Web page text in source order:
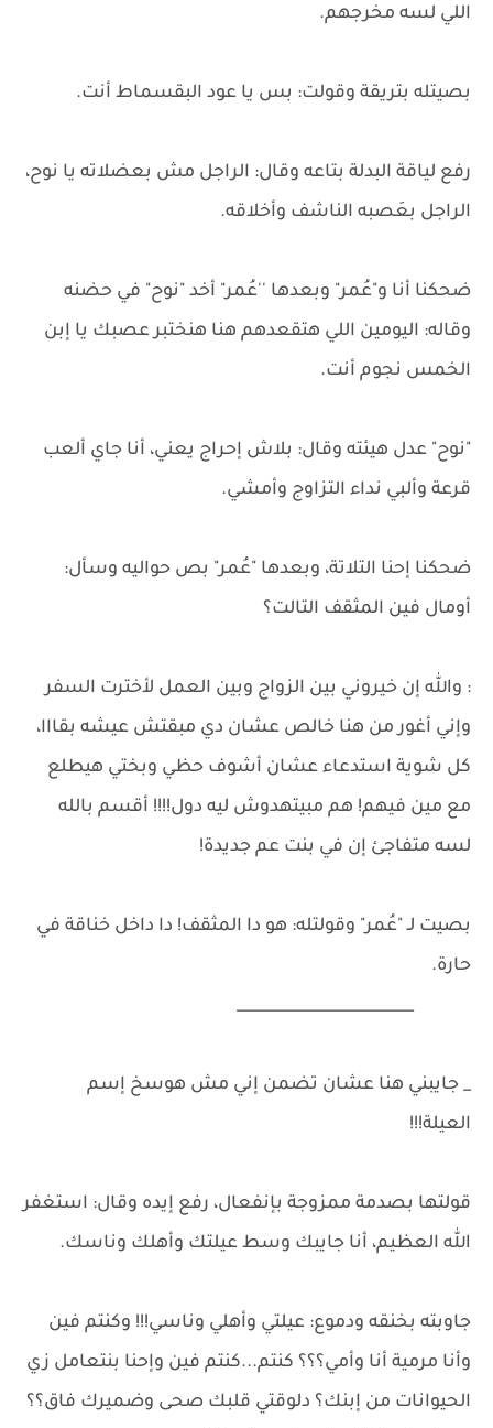
اللي لسه مخرجهم.
بصيتله بتريقة وقولت: بس يا عود البقسماط أنت.
رفع لياقة البدلة بتاعه وقال: الراجل مش بعضلاته يا نوح،
الراجل بعَصبه الناشف وأخلاقه.
ضحكنا أنا و"عُمر" وبعدها ''عُمر" أخد "نوح" في حضنه
وقاله: اليومين اللي هتقعدهم هنا هنختبر عصبك يا إبن
الخمس نجوم أنت.
"نوح" عدل هيئته وقال: بلاش إحراج يعني، أنا جاي ألعب
قرعة وألبي نداء التزاوج وأمشي.
ضحكنا إحنا التلاتة، وبعدها "عُمر" بص حواليه وسأل:
أومال فين المثقف التالت؟
: والله إن خيروني بين الزواج وبين العمل لأخترت السفر
وإني أغور من هنا خالص عشان دي مبقتش عيشه بقااا،
كل شوية استدعاء عشان أشوف حظي وبختي هيطلع
مع مين فيهم! هم مبيتهدوش ليه دول!!!! أقسم بالله
لسه متفاجئ إن في بنت عم جديدة!
بصيت لـ "عُمر" وقولتله: هو دا المثقف! دا داخل خناقة في
حارة.
_______________________
_ جايبني هنا عشان تضمن إني مش هوسخ إسم
العيلة!!!
قولتها بصدمة ممزوجة بإنفعال، رفع إيده وقال: استغفر
الله العظيم، أنا جايبك وسط عيلتك وأهلك وناسك.
جاوبته بخنقه ودموع: عيلتي وأهلي وناسي!!! وكنتم فين
وأنا مرمية أنا وأمي؟؟؟ كنتم...كنتم فين وإحنا بنتعامل زي
الحيوانات من إبنك؟ دلوقتي قلبك صحى وضميرك فاق؟؟